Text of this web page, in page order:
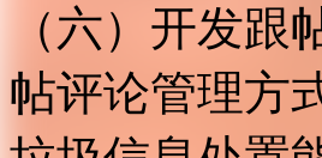
（六）开发
帖评论管理方